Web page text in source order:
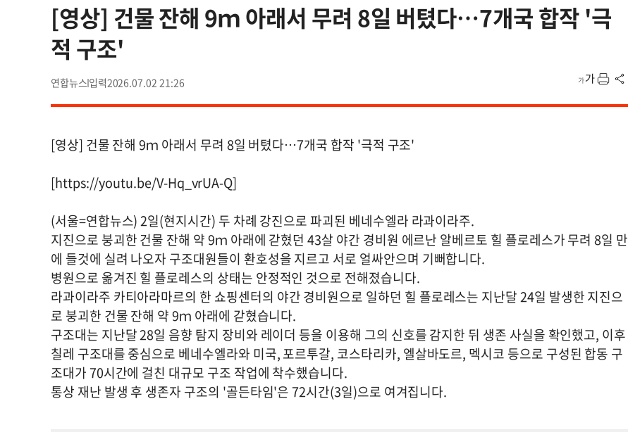
[영상] 건물 잔해 9ｍ 아래서 무려 8일 버텼다…7개국 합작 '극
적 구조'
연합뉴스 2026.07.02 21:26
[영상] 건물 잔해 9ｍ 아래서 무려 8일 버텼다…7개국 합작 '극적 구조'
[https://youtu.be/V-Hq_vrUA-Q]
(서울=연합뉴스) 2일(현지시간) 두 차례 강진으로 파괴된 베네수엘라 라과이라주.
지진으로 붕괴한 건물 잔해 약 9ｍ 아래에 갇혔던 43살 야간 경비원 에르난 알베르토 힐 플로레스가 무려 8일 만
에 들것에 실려 나오자 구조대원들이 환호성을 지르고 서로 얼싸안으며 기뻐합니다.
병원으로 옮겨진 힐 플로레스의 상태는 안정적인 것으로 전해졌습니다.
라과이라주 카티아라마르의 한 쇼핑센터의 야간 경비원으로 일하던 힐 플로레스는 지난달 24일 발생한 지진으
로 붕괴한 건물 잔해 약 9ｍ 아래에 갇혔습니다.
구조대는 지난달 28일 음향 탐지 장비와 레이더 등을 이용해 그의 신호를 감지한 뒤 생존 사실을 확인했고, 이후
칠레 구조대를 중심으로 베네수엘라와 미국, 포르투갈, 코스타리카, 엘살바도르, 멕시코 등으로 구성된 합동 구
조대가 70시간에 걸친 대규모 구조 작업에 착수했습니다.
통상 재난 발생 후 생존자 구조의 '골든타임'은 72시간(3일)으로 여겨집니다.